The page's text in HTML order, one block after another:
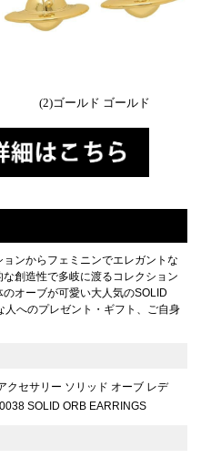
(2)ゴールド ゴールド
ンからフェミニンでエレガントな
創造性で多岐に渡るコレクション
オーブが可愛い大人気のSOLID
へのプレゼント・ギフト、ご自身
クセサリー ソリッド オーブ レデ
SOLID ORB EARRINGS